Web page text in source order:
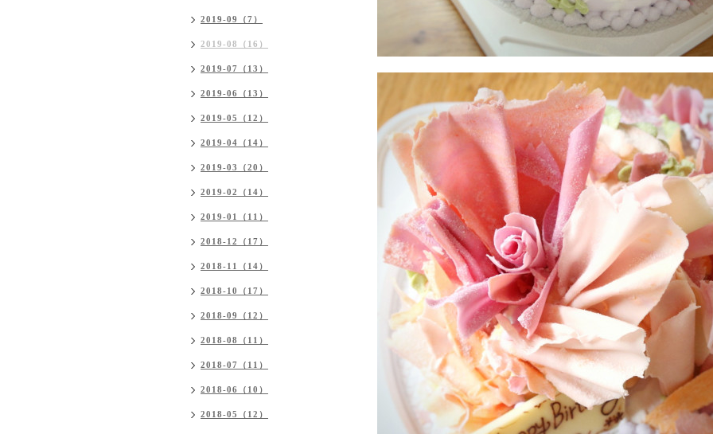
2019-09（7）
2019-08（16）
2019-07（13）
2019-06（13）
2019-05（12）
2019-04（14）
2019-03（20）
2019-02（14）
2019-01（11）
2018-12（17）
2018-11（14）
2018-10（17）
2018-09（12）
2018-08（11）
2018-07（11）
2018-06（10）
2018-05（12）